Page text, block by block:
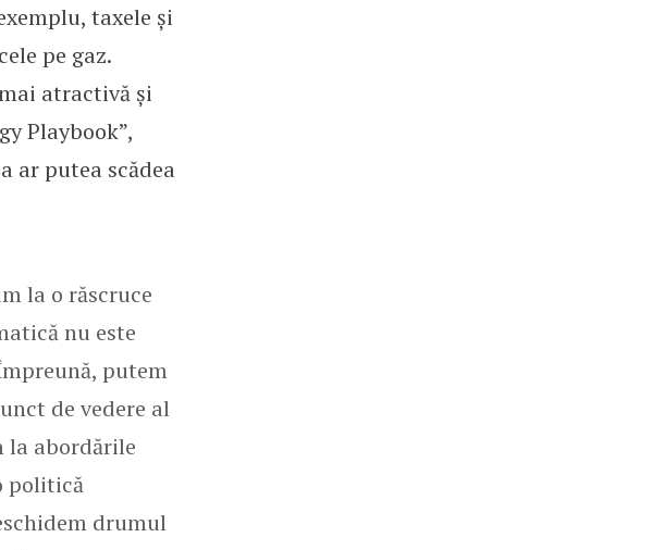
taxele și
pe gaz.
atractivă și
Playbook”,
ar putea scădea
la o răscruce
nu este
putem
de vedere al
la abordările
politică
drumul